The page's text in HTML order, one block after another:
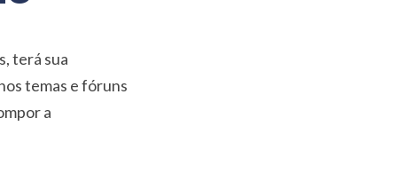
terá sua
temas e fóruns
a